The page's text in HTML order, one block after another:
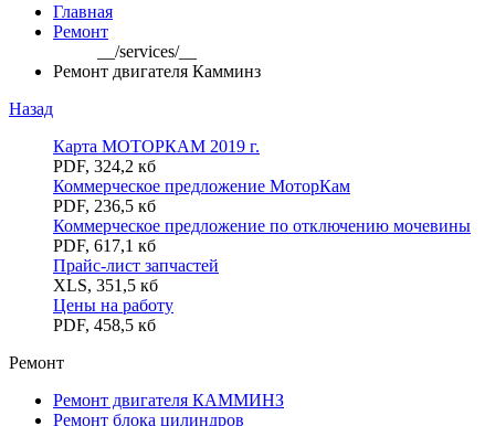
Главная
Ремонт
__/services/__
Ремонт двигателя Камминз
Назад
Карта МОТОРКАМ 2019 г.
PDF, 324,2 кб
Коммерческое предложение МоторКам
PDF, 236,5 кб
Коммерческое предложение по отключению мочевины
PDF, 617,1 кб
Прайс-лист запчастей
XLS, 351,5 кб
Цены на работу
PDF, 458,5 кб
Ремонт
Ремонт двигателя КАММИНЗ
Ремонт блока цилиндров